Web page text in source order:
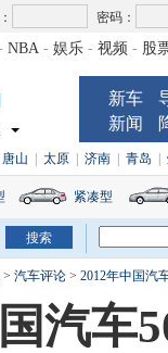
密码：
NBA - 娱乐 - 视频 - 股
新车
新闻
唐山 太原 济南 青岛
紧凑型
> 汽车评论 > 2012年中国汽
汽车